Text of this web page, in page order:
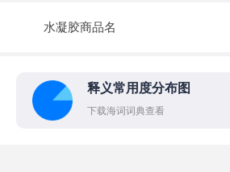
水凝胶商品名
释义常用度分布图
下载海词词典查看